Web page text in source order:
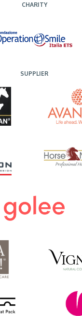
CHARITY
SUPPLIER